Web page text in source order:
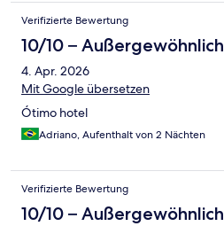
Verifizierte Bewertung
10/10 – Außergewöhnlich
4. Apr. 2026
Mit Google übersetzen
Ótimo hotel
Adriano, Aufenthalt von 2 Nächten
Verifizierte Bewertung
10/10 – Außergewöhnlich